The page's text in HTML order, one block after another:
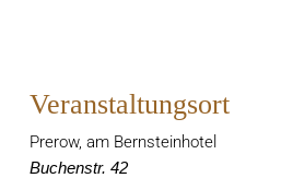
Veranstaltungsort
Prerow, am Bernsteinhotel
Buchenstr. 42